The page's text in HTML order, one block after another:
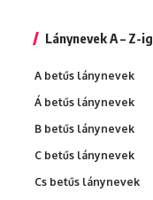
Lánynevek A – Z-ig
A betűs lánynevek
Á betűs lánynevek
B betűs lánynevek
C betűs lánynevek
Cs betűs lánynevek